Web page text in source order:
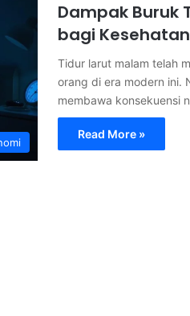
Dampak Buruk
bagi
Tidur larut malam telah
orang di era modern ini.
membawa konsekuensi
Read More »